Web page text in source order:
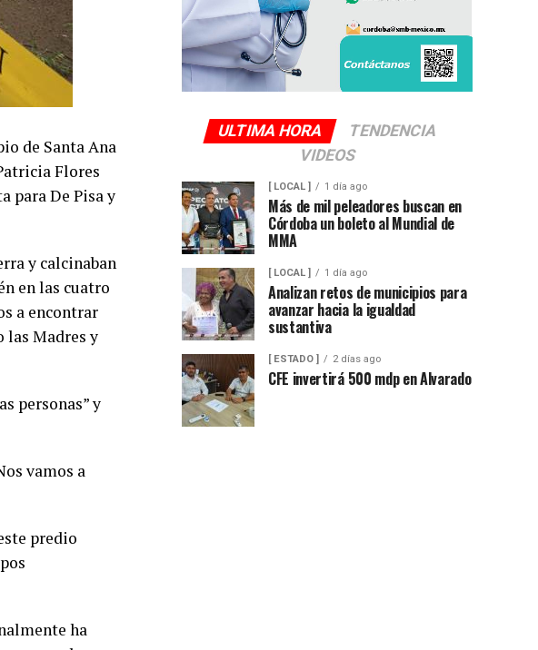
de Santa Ana
Flores
para De Pisa y
y calcinaban
en las cuatro
a encontrar
las Madres y
personas” y
vamos a
predio
ha
ULTIMA HORA
TENDENCIA
VIDEOS
[ LOCAL ] 1 día ago
Más de mil peleadores buscan en
Córdoba un boleto al Mundial de
MMA
[ LOCAL ] 1 día ago
Analizan retos de municipios para
avanzar hacia la igualdad
sustantiva
[ ESTADO ] 2 días ago
CFE invertirá 500 mdp en Alvarado